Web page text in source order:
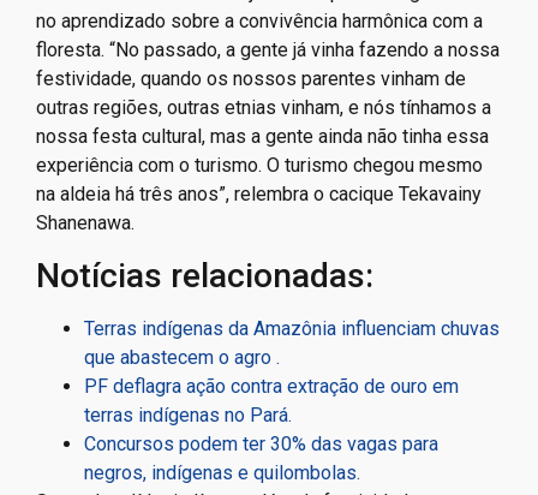
no aprendizado sobre a convivência harmônica com a
floresta. “No passado, a gente já vinha fazendo a nossa
festividade, quando os nossos parentes vinham de
outras regiões, outras etnias vinham, e nós tínhamos a
nossa festa cultural, mas a gente ainda não tinha essa
experiência com o turismo. O turismo chegou mesmo
na aldeia há três anos”, relembra o cacique Tekavainy
Shanenawa.
Notícias relacionadas:
Terras indígenas da Amazônia influenciam chuvas
que abastecem o agro .
PF deflagra ação contra extração de ouro em
terras indígenas no Pará.
Concursos podem ter 30% das vagas para
negros, indígenas e quilombolas.